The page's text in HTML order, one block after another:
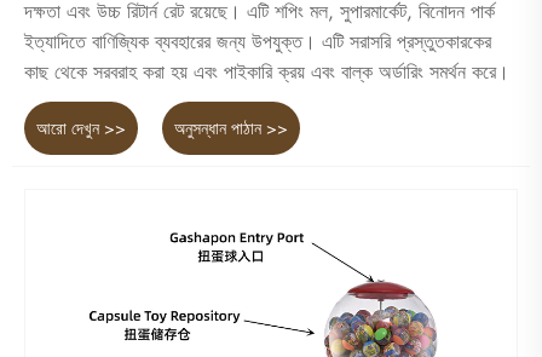
দক্ষতা এবং উচ্চ রিটার্ন রেট রয়েছে। এটি শপিং মল, সুপারমার্কেট, বিনোদন পার্ক
ইত্যাদিতে বাণিজ্যিক ব্যবহারের জন্য উপযুক্ত। এটি সরাসরি প্রস্তুতকারকের
কাছ থেকে সরবরাহ করা হয় এবং পাইকারি ক্রয় এবং বাল্ক অর্ডারিং সমর্থন করে।
আরো দেখুন >> অনুসন্ধান পাঠান >>